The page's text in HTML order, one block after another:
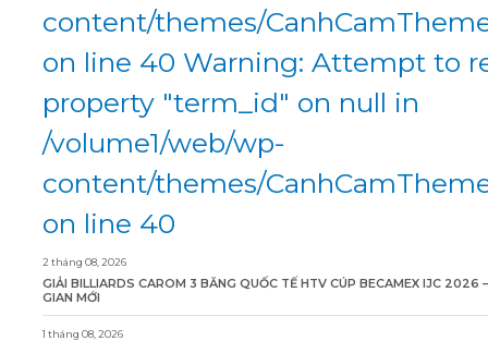
content/themes/
on line 40 Warning: Attempt to
property "term_id" on null in
/volume1/web/wp-
content/themes/
on line 40
2 tháng 08, 2026
GIẢI BILLIARDS CAROM 3 BĂNG QUỐC TẾ HTV CÚP BECAMEX IJC 2026
GIAN MỚI
1 tháng 08, 2026